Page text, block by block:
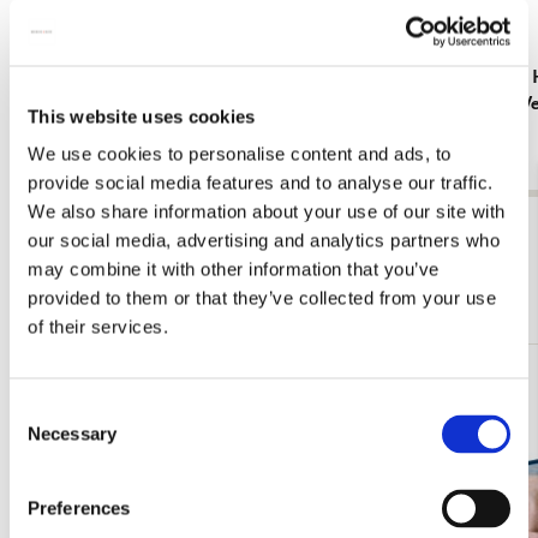
This website uses cookies
We use cookies to personalise content and ads, to
provide social media features and to analyse our traffic.
We also share information about your use of our site with
our social media, advertising and analytics partners who
may combine it with other information that you’ve
provided to them or that they’ve collected from your use
of their services.
Selection
Necessary
Preferences
Mauritshuis
€ 3,50
Schrift
Johannes
Bekijk alles van Johannes Vermeer
Meer van Mauritshuis
verlanglijst